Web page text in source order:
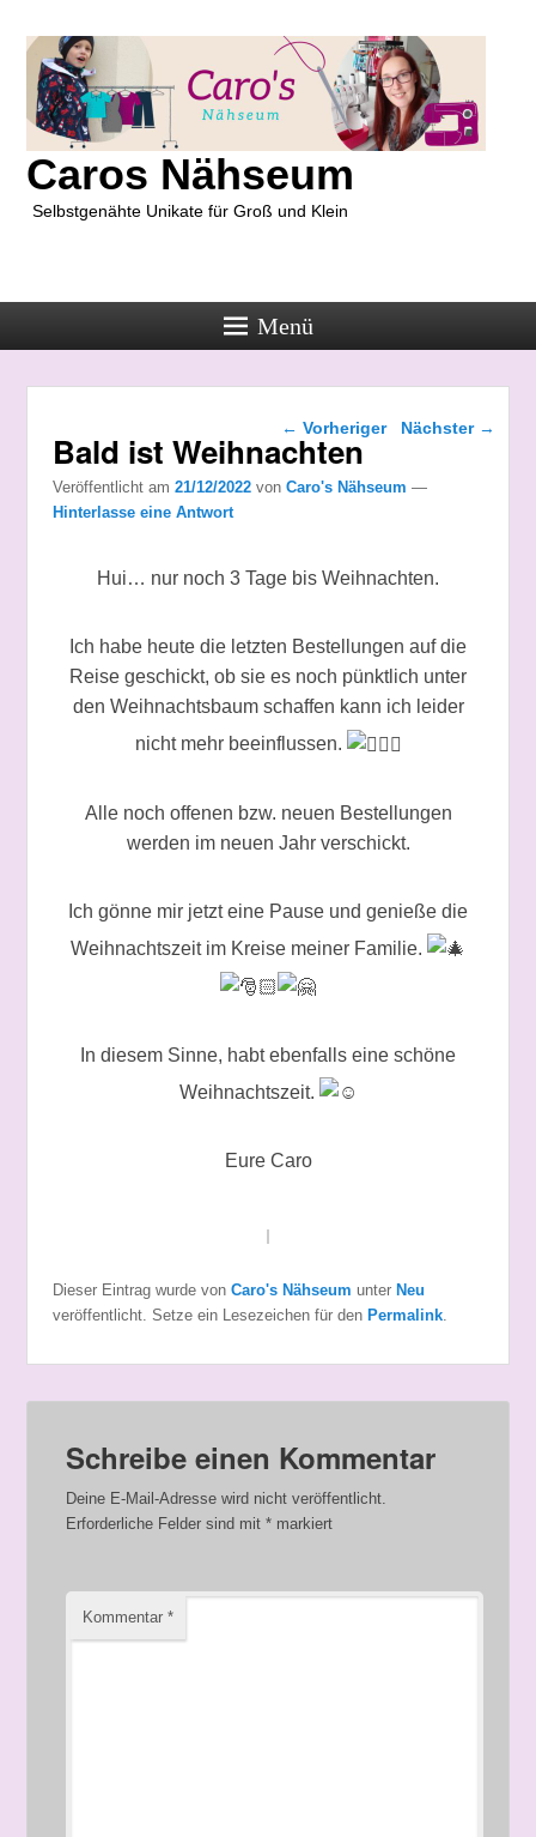
Caros Nähseum
Selbstgenähte Unikate für Groß und Klein
Menü
Beitragsnavigation
← Vorheriger Nächster →
Bald ist Weihnachten
Veröffentlicht am 21/12/2022 von Caro's Nähseum —
Hinterlasse eine Antwort
Hui… nur noch 3 Tage bis Weihnachten.
Ich habe heute die letzten Bestellungen auf die
Reise geschickt, ob sie es noch pünktlich unter
den Weihnachtsbaum schaffen kann ich leider
nicht mehr beeinflussen.
Alle noch offenen bzw. neuen Bestellungen
werden im neuen Jahr verschickt.
Ich gönne mir jetzt eine Pause und genieße die
Weihnachtszeit im Kreise meiner Familie.
In diesem Sinne, habt ebenfalls eine schöne
Weihnachtszeit.
Eure Caro
Dieser Eintrag wurde von Caro's Nähseum unter Neu
veröffentlicht. Setze ein Lesezeichen für den Permalink.
Schreibe einen Kommentar
Deine E-Mail-Adresse wird nicht veröffentlicht.
Erforderliche Felder sind mit* markiert
Kommentar*